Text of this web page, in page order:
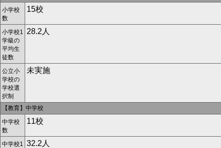
小学校
数
15校
小学校1
学級の
平均生
徒数
28.2人
公立小
学校の
学校選
択制
未実施
【教育】中学校
中学校
数
11校
中学校1 32.2人